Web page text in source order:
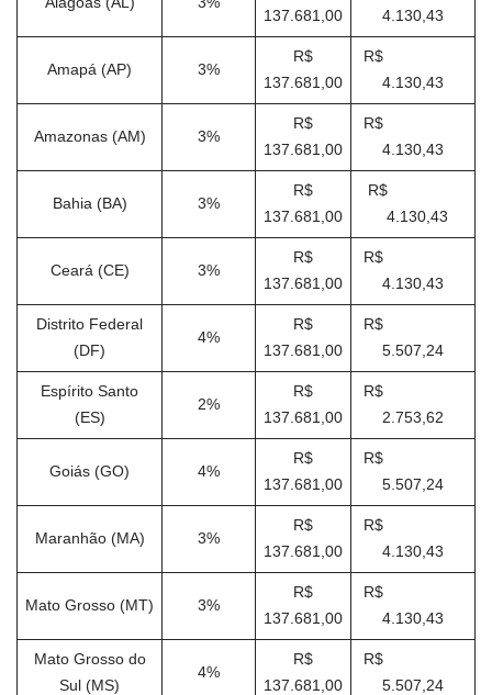
137.681,00
4.130,43
Amapá (AP) 3%
R$
137.681,00
R$
4.130,43
Amazonas (AM) 3%
R$
137.681,00
R$
4.130,43
Bahia (BA) 3%
R$
137.681,00
R$
4.130,43
Ceará (CE) 3%
R$
137.681,00
R$
4.130,43
Distrito Federal
(DF)
4%
R$
137.681,00
R$
5.507,24
Espírito Santo
(ES)
2%
R$
137.681,00
R$
2.753,62
Goiás (GO) 4%
R$
137.681,00
R$
5.507,24
Maranhão (MA) 3%
R$
137.681,00
R$
4.130,43
Mato Grosso (MT) 3%
R$
137.681,00
R$
4.130,43
Mato Grosso do
Sul (MS)
4%
R$
137.681,00
R$
5.507,24